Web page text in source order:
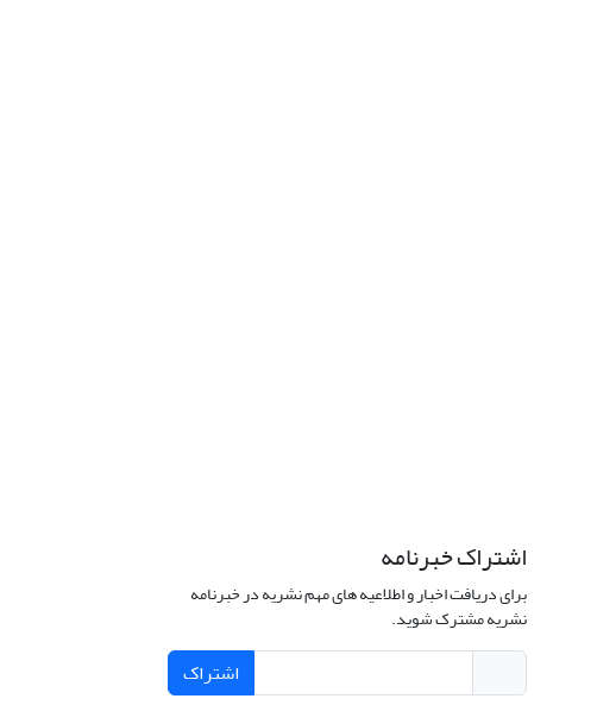
اشتراک خبرنامه
برای دریافت اخبار و اطلاعیه های مهم نشریه در خبرنامه
نشریه مشترک شوید.
اشتراک